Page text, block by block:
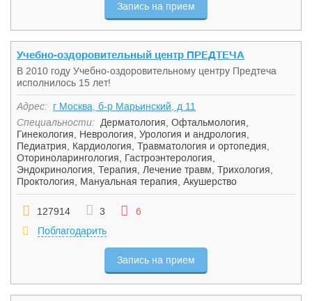
Запись на прием
Учебно-оздоровительный центр ПРЕДТЕЧА
В 2010 году Учебно-оздоровительному центру Предтеча
исполнилось 15 лет!
Адрес:
г Москва, б-р Марьинский, д 11
Специальности:
Дерматология Офтальмология
Гинекология
Неврология Урология и андрология
Педиатрия
Кардиология Травматология и ортопедия
Оториноларингология
Гастроэнтерология
Эндокринология Терапия Лечение травм Трихология
Проктология
Мануальная терапия Акушерство
127914 3
6
Поблагодарить
Запись на прием